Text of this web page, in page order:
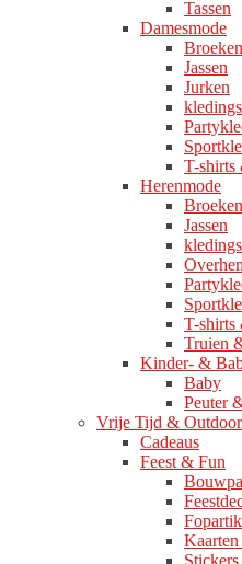
Tassen
Damesmode
Jassen
Jurken
T-shirts
Herenmode
Jassen
T-shirts
Truien
Kinder- &
Baby
Peuter
Vrije Tijd & Outdoor
Cadeaus
Feest & Fun
Kaarten
Stickers